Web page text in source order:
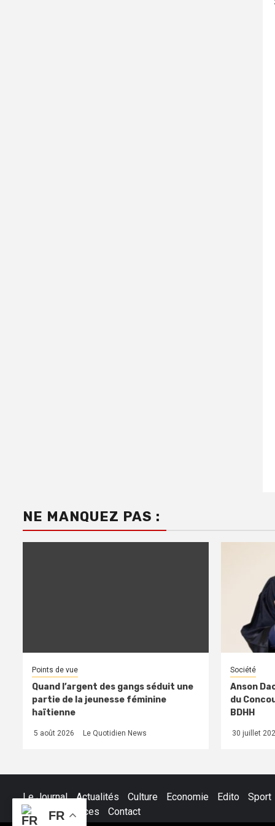
NE MANQUEZ PAS :
Points de vue
Quand l’argent des gangs séduit une
partie de la jeunesse féminine
haïtienne
5 août 2026 Le Quotidien News
Société
Anson
du
BDHH
30 juillet
Le Journal Actualités Culture Economie Edito
Sport
Petites Annonces
Contact
FR